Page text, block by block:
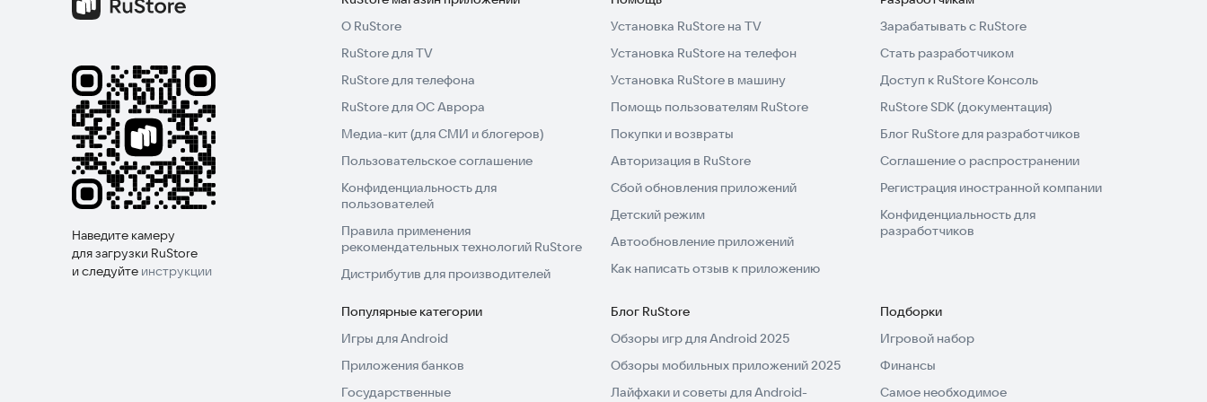
фотографии!
Наведите камеру
для загрузки RuStore
и следуйте инструкции
О RuStore
RuStore для TV
RuStore для телефона
RuStore для ОС Аврора
Медиа-кит (для СМИ и блогеров)
Пользовательское соглашение
Конфиденциальность для
пользователей
Правила применения
рекомендательных технологий RuStore
Дистрибутив для производителей
Установка RuStore на TV
Установка RuStore на телефон
Установка RuStore в машину
Помощь пользователям RuStore
Покупки и возвраты
Авторизация в RuStore
Сбой обновления приложений
Детский режим
Автообновление приложений
Как написать отзыв к приложению
Зарабатывать с RuStore
Стать разработчиком
Доступ к RuStore Консоль
RuStore SDK (документация)
Блог RuStore для разработчиков
Соглашение о распространении
Регистрация иностранной компании
Конфиденциальность для
разработчиков
Популярные категории
Игры для Android
Приложения банков
Государственные
Блог RuStore
Обзоры игр для Android 2025
Обзоры мобильных приложений 2025
Лайфхаки и советы для Android-
Подборки
Игровой набор
Финансы
Самое необходимое